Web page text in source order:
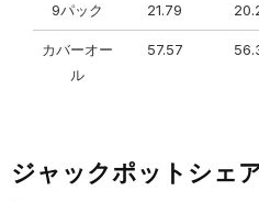
9パック 21.79
カバーオー
ル
57.57
ジャックポットシェ